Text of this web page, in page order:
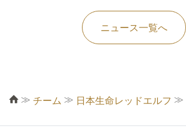
ニュース一覧へ
≫ チーム ≫ 日本生命レッドエルフ ≫